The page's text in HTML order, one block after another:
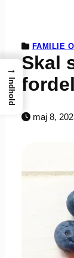
FAMILIE
Skal
maj 8,
→
Indhold